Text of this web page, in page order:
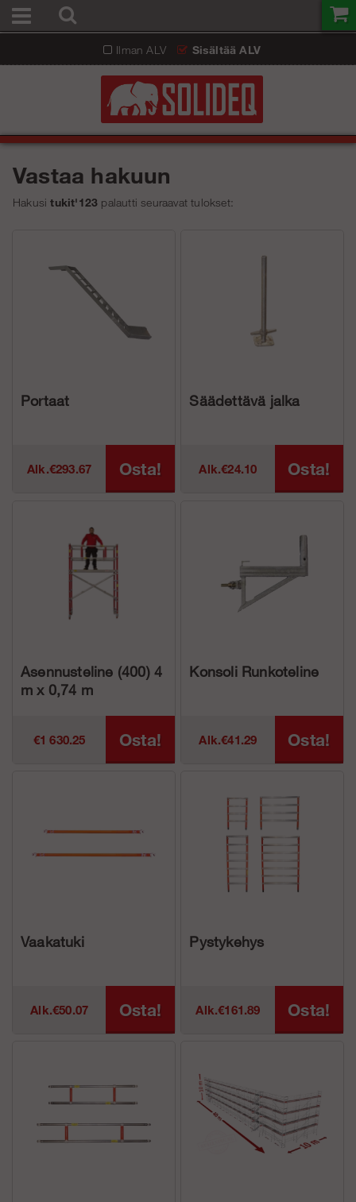
Ilman ALV Sisältää ALV
Vastaa hakuun
Hakusitukit'123 palautti seuraavat tulokset:
Portaat
Alk.€293.67 Osta!
Säädettävä jalka
Alk.€24.10 Osta!
Asennusteline (400) 4
m x 0,74 m
€1 630.25 Osta!
Konsoli Runkoteline
Alk.€41.29 Osta!
Vaakatuki
Alk.€50.07 Osta!
Pystykehys
Alk.€161.89 Osta!